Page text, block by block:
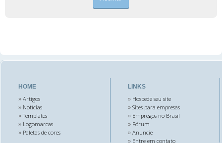
HOME
» Artigos
» Notícias
»Templates
» Logomarcas
» Paletas de cores
LINKS
» Hospede seu site
» Sites para empresas
» Empregos no Brasil
» Fórum
» Anuncie
» Entre em contato